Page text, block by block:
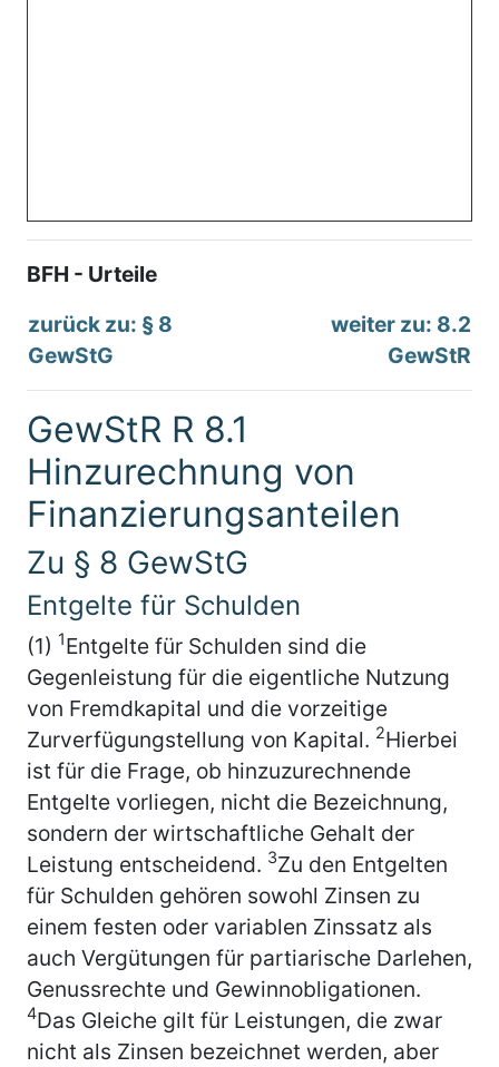
BFH - Urteile
zurück zu: § 8
GewStG
weiter zu: 8.2
GewStR
GewStR R 8.1
Hinzurechnung von
Finanzierungsanteilen
Zu § 8 GewStG
Entgelte für Schulden
(1) 1Entgelte für Schulden sind die
Gegenleistung für die eigentliche Nutzung
von Fremdkapital und die vorzeitige
Zurverfügungstellung von Kapital. 2Hierbei
ist für die Frage, ob hinzuzurechnende
Entgelte vorliegen, nicht die Bezeichnung,
sondern der wirtschaftliche Gehalt der
Leistung entscheidend. 3Zu den Entgelten
für Schulden gehören sowohl Zinsen zu
einem festen oder variablen Zinssatz als
auch Vergütungen für partiarische Darlehen,
Genussrechte und Gewinnobligationen.
4Das Gleiche gilt für Leistungen, die zwar
nicht als Zinsen bezeichnet werden, aber